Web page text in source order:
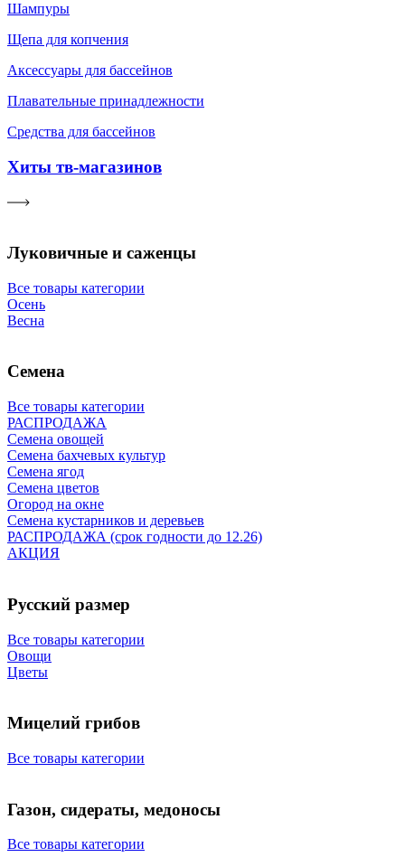
Шампуры
Щепа для копчения
Аксессуары для бассейнов
Плавательные принадлежности
Средства для бассейнов
Хиты тв-магазинов
Луковичные и саженцы
Все товары категории
Осень
Весна
Семена
Все товары категории
РАСПРОДАЖА
Семена овощей
Семена бахчевых культур
Семена ягод
Семена цветов
Огород на окне
Семена кустарников и деревьев
РАСПРОДАЖА (срок годности до 12.26)
АКЦИЯ
Русский размер
Все товары категории
Овощи
Цветы
Мицелий грибов
Все товары категории
Газон, сидераты, медоносы
Все товары категории